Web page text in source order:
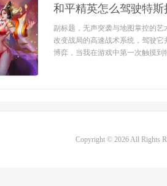
和平精英怎么驾驶特
副标题，无声突袭与地图掌控的
改变战局的高速战术系统，驾驶
博弈，当我在游戏中第一次触摸到
Copyright © 2026 All Rights